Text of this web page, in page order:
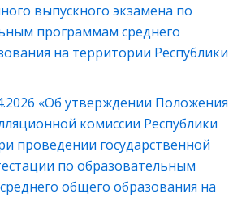
выпускного экзамена по
программам среднего
на территории Республики
«Об утверждении Положения
комиссии Республики
проведении государственной
по образовательным
общего образования на